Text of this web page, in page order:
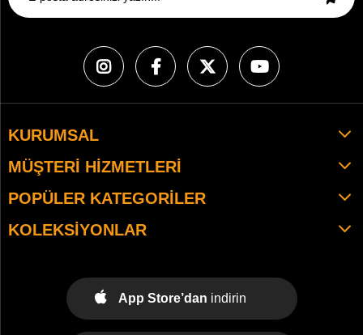
KURUMSAL
MÜŞTERI HIZMETLERI
POPÜLER KATEGORILER
KOLEKSIYONLAR
App Store’dan indirin